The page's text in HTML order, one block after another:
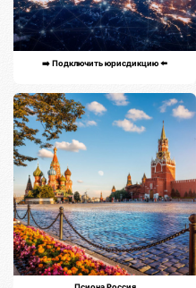
➡️ Подключить юрисдикцию ⬅️